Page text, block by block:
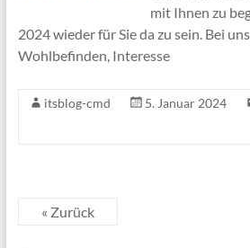
mit Ihnen zu
2024 wieder für Sie da zu sein. Bei
Wohlbefinden, Interesse
itsblog-cmd 5. Januar 2024
« Zurück